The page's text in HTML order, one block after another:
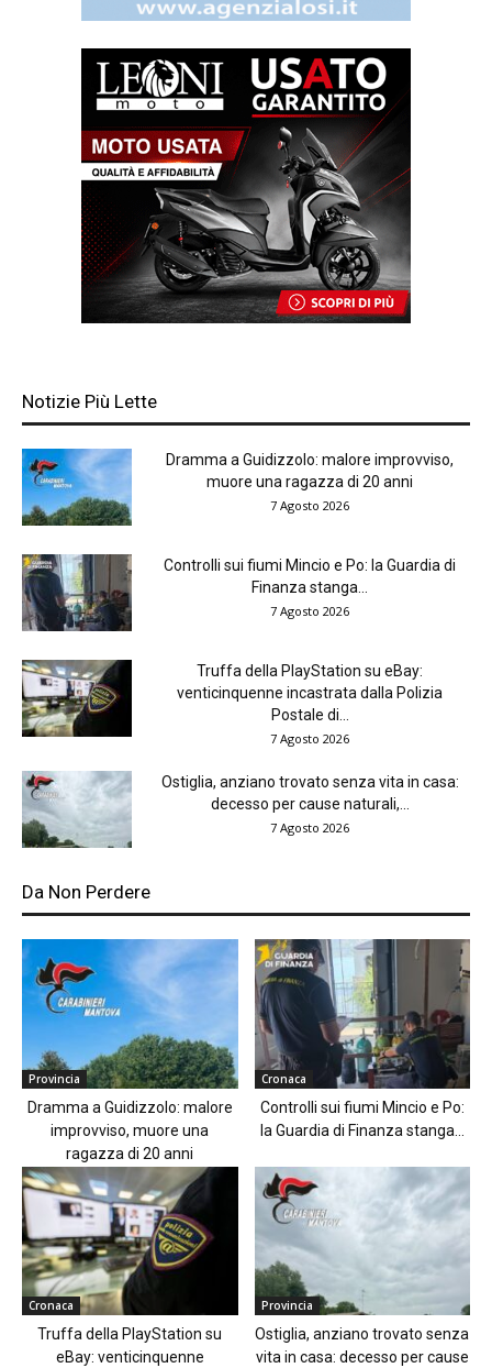
Notizie Più Lette
Dramma a Guidizzolo: malore improvviso,
muore una ragazza di 20 anni
7 Agosto 2026
Controlli sui fiumi Mincio e Po: la Guardia di
Finanza stanga...
7 Agosto 2026
Truffa della PlayStation su eBay:
venticinquenne incastrata dalla Polizia
Postale di...
7 Agosto 2026
Ostiglia, anziano trovato senza vita in casa:
decesso per cause naturali,...
7 Agosto 2026
Da Non Perdere
Provincia
Dramma a Guidizzolo: malore
improvviso, muore una
ragazza di 20 anni
Cronaca
Controlli sui fiumi Mincio e Po:
la Guardia di Finanza stanga...
Cronaca
Truffa della PlayStation su
eBay: venticinquenne
Provincia
Ostiglia, anziano trovato senza
vita in casa: decesso per cause